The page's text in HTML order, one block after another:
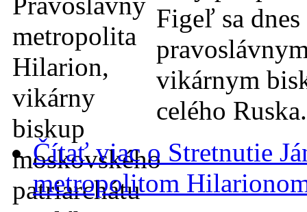
Figeľ sa
vikárnym
celého Ruska.
Čítať viaco Stretnutie
metropolitom